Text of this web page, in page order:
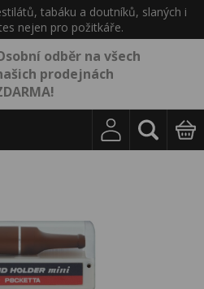
tabáku a doutníků, slaných i
nejen pro požitkáře.
odběr na všech
prodejnách